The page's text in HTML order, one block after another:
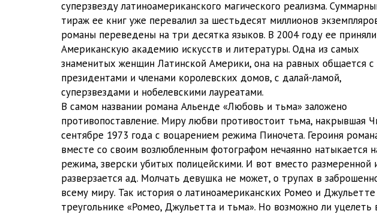
02 Track 05
02 Track 06
03 Track 01
03 Track 02
03 Track 03
03 Track 04
03 Track 05
03 Track 06
04 Track 01
суперзвезду латиноамериканского магического реализма.
тираж ее книг уже перевалил за шестьдесят миллионов
романы переведены на три десятка языков. В 2004 году ее
Американскую академию искусств и литературы. Одна из самых
знаменитых женщин Латинской Америки, она на равных общается с
президентами и членами королевских домов, с далай-ламой,
суперзвездами и нобелевскими лауреатами.
В самом названии романа Альенде «Любовь и тьма» заложено
противопоставление. Миру любви противостоит тьма, накрывшая
сентябре 1973 года с воцарением режима Пиночета. Героиня
вместе со своим возлюбленным фотографом нечаянно натыкается
режима, зверски убитых полицейскими. И вот вместо размеренной
разверзается ад. Молчать девушка не может, о трупах в
всему миру. Так история о латиноамериканских Ромео и
треугольнике «Ромео, Джульетта и тьма». Но возможно ли уцелеть